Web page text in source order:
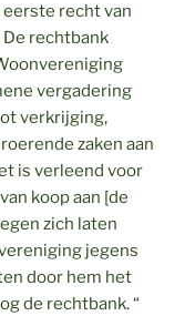
recht van
rechtbank
vergadering
verkrijging,
zaken aan
is verleend voor
koop aan [de
zich laten
jegens
door hem het
de rechtbank. “